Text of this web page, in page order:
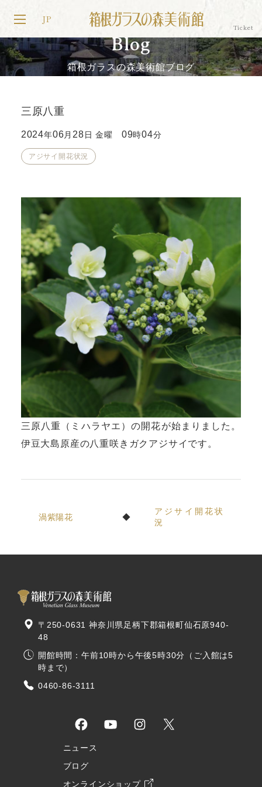
JP
Blog
箱根ガラスの森美術館ブログ
三原八重
2024年06 月 28 日 金曜 09時04分
アジサイ開花状況
三原八重（ミハラヤエ）の開花が始まりました。
伊豆大島原産の八重咲きガクアジサイです。
渦紫陽花
アジサイ開花状
況
ニュース
ブログ
オンラインショップ
〒250-0631 神奈川県足柄下郡箱根町仙石原940-
48
開館時間：午前10時から午後5時30分（ご入館は5
時まで）
0460-86-3111